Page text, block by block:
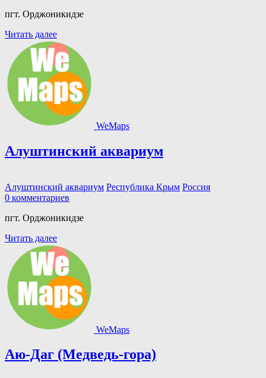
пгт. Орджоникидзе
Читать далее
WeMaps
Алуштинский аквариум
Алуштинский аквариум Республика Крым Россия
0 комментариев
пгт. Орджоникидзе
Читать далее
WeMaps
Аю-Даг (Медведь-гора)